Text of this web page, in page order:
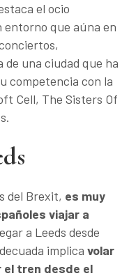
el ocio
entorno que aúna en
una ciudad que ha
competencia con la
Cell, The Sisters Of
del Brexit, es muy
viajar a
a Leeds desde
implica volar
el tren desde el